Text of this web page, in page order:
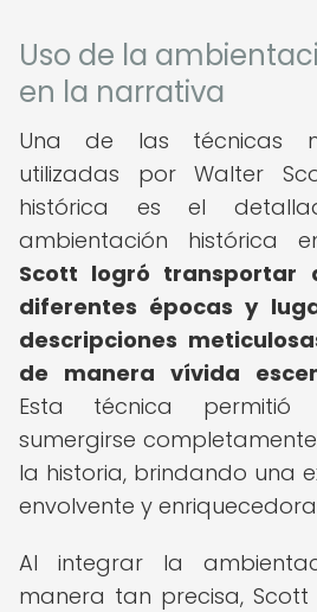
Uso de la
en la narrativa
Una de las técnicas
utilizadas por Walter
histórica es el
ambientación histórica
Scott logró transportar
diferentes épocas y
descripciones
de manera vívida
Esta técnica
sumergirse
la historia, brindando una
envolvente y
Al integrar la
manera tan precisa,